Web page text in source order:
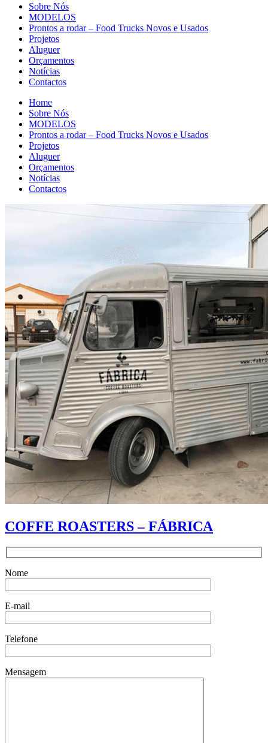
Sobre Nós
MODELOS
Prontos a rodar – Food Trucks Novos e Usados
Projetos
Aluguer
Orçamentos
Notícias
Contactos
Home
Sobre Nós
MODELOS
Prontos a rodar – Food Trucks Novos e Usados
Projetos
Aluguer
Orçamentos
Notícias
Contactos
COFFE ROASTERS – FÁBRICA
Nome
E-mail
Telefone
Mensagem